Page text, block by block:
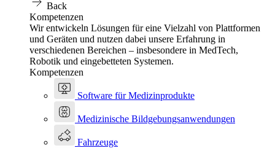
Back
Kompetenzen
Wir entwickeln Lösungen für eine Vielzahl von Plattformen
und Geräten und nutzen dabei unsere Erfahrung in
verschiedenen Bereichen – insbesondere in MedTech,
Robotik und eingebetteten Systemen.
Kompetenzen
Software für Medizinprodukte
Medizinische Bildgebungsanwendungen
Fahrzeuge